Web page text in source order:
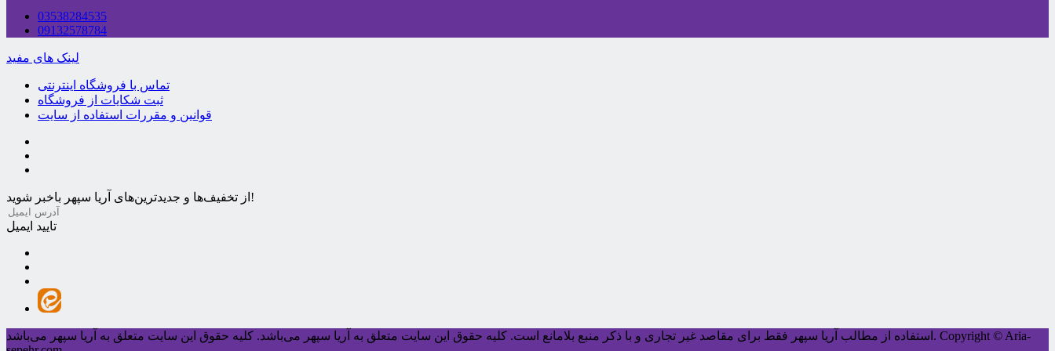
03538284535
09132578784
لینک های مفید
تماس با فروشگاه اینترنتی
ثبت شکایات از فروشگاه
قوانین و مقررات استفاده از سایت
از تخفیف‌ها و جدیدترین‌های آریا سپهر باخبر شوید!
تایید ایمیل
استفاده از مطالب آریا سپهر فقط برای مقاصد غیر تجاری و با ذکر منبع بلامانع است. کليه حقوق اين سايت متعلق به آریا سپهر می‌باشد. کليه حقوق اين سايت متعلق به آریا سپهر می‌باشد. Copyright © Aria-